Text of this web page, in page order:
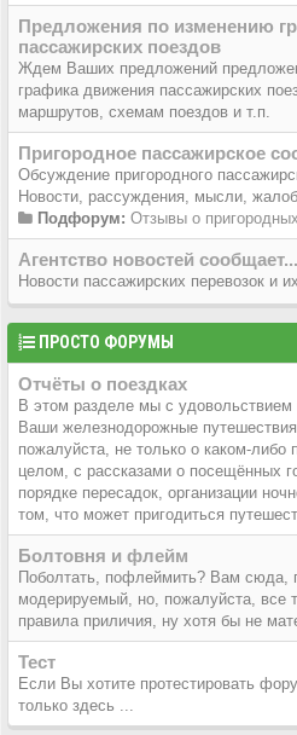
Предложения по изменению
пассажирских поездов
Ждем Ваших предложений
графика движения пассажирских
маршрутов, схемам поездов и т.п.
Пригородное пассажирское
Обсуждение пригородного
Новости, рассуждения, мысли,
Подфорум: Отзывы о
Агентство новостей сообщает...
Новости пассажирских перевозок и
ПРОСТО ФОРУМЫ
Отчёты о поездках
В этом разделе мы с удовольствием
Ваши железнодорожные
пожалуйста, не только о каком-либо
целом, с рассказами о посещённых
порядке пересадок, организации
том, что может пригодиться
Болтовня и флейм
Поболтать, пофлеймить? Вам сюда,
модерируемый, но, пожалуйста, все
правила приличия, ну хотя бы не
Тест
Если Вы хотите протестировать
только здесь ...